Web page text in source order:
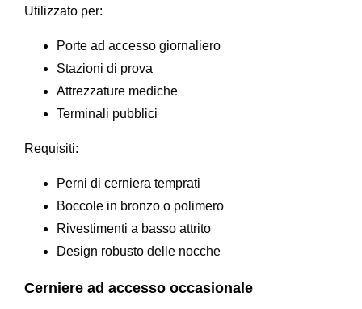
Utilizzato per:
Porte ad accesso giornaliero
Stazioni di prova
Attrezzature mediche
Terminali pubblici
Requisiti:
Perni di cerniera temprati
Boccole in bronzo o polimero
Rivestimenti a basso attrito
Design robusto delle nocche
Cerniere ad accesso occasionale